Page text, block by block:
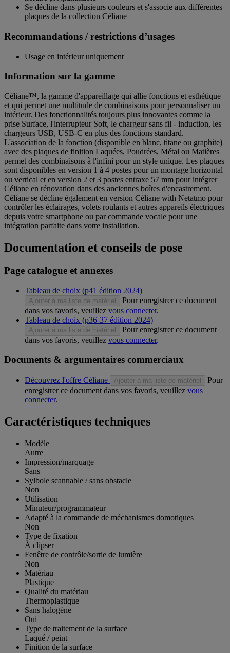
Se décline dans plusieurs couleurs et s'associe aux différentes
plaques de la collection Céliane
Recommandations / restrictions d’usages
Usage en intérieur uniquement
Information sur la gamme
Céliane™, la gamme d'appareillage qui allie fonctions et esthétique
et qui permet une multitude de combinaisons pour personnaliser un
intérieur. Des fonctionnalités toujours plus innovantes comme la
prise Surface, l'interrupteur Soft, le chargeur sans fil - induction, les
chargeurs USB, USB-C en plus des fonctions standard.
L'association de la fonction (disponible en blanc, titane ou graphite)
avec des plaques de finition Laquées, Poudrées, Métal ou Matières
permet des combinaisons à l'infini pour un style unique. Les plaques
sont disponibles en version 1 à 4 postes pour un montage horizontal
ou vertical et en version 2 et 3 postes entraxe 57 mm pour intégrer
Céliane en rénovation dans des anciennes boîtes d'encastrement.
Céliane se décline également en version Céliane with Netatmo pour
contrôler les éclairages, volets roulants et autres appareils électriques
depuis votre smartphone ou par commande vocale pour une
intégration parfaite dans votre installation.
Documentation et conseils de pose
Page catalogue et annexes
Tableau de choix (p41 édition 2024)
Ajouter à ma liste de matériel
Pour enregistrer ce document
dans vos favoris, veuillez vous connecter.
Tableau de choix (p36-37 édition 2024)
Ajouter à ma liste de matériel
Pour enregistrer ce document
dans vos favoris, veuillez vous connecter.
Documents & argumentaires commerciaux
Découvrez l'offre Céliane Ajouter à ma liste de matériel
Pour
enregistrer ce document dans vos favoris, veuillez vous
connecter.
Caractéristiques techniques
Modèle
Autre
Impression/marquage
Sans
Sylbole scannable / sans obstacle
Non
Utilisation
Minuteur/programmateur
Adapté à la commande de méchanismes domotiques
Non
Type de fixation
À clipser
Fenêtre de contrôle/sortie de lumière
Non
Matériau
Plastique
Qualité du matériau
Thermoplastique
Sans halogène
Oui
Type de traitement de la surface
Laqué / peint
Finition de la surface